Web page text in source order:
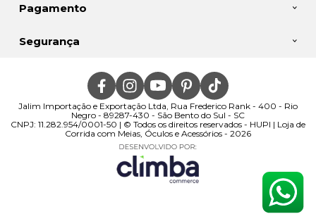
Pagamento
Segurança
Jalim Importação e Exportação Ltda, Rua Frederico Rank - 400 - Rio
Negro - 89287-430 - São Bento do Sul - SC
CNPJ: 11.282.954/0001-50 | © Todos os direitos reservados - HUPI | Loja de
Corrida com Meias, Óculos e Acessórios - 2026